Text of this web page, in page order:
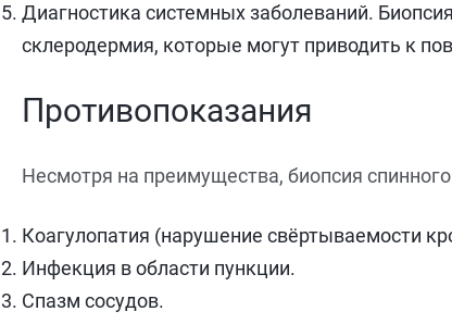
Диагностика системных заболеваний.
склеродермия, которые могут приводить к
Противопоказания
Несмотря на преимущества, биопсия
Коагулопатия (нарушение свёртываемости
Инфекция в области пункции.
Спазм сосудов.